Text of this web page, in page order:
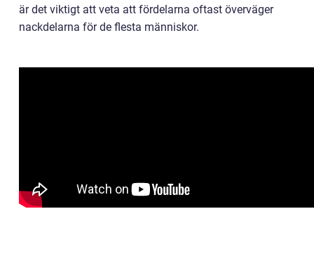
är det viktigt att veta att fördelarna oftast överväger
nackdelarna för de flesta människor.